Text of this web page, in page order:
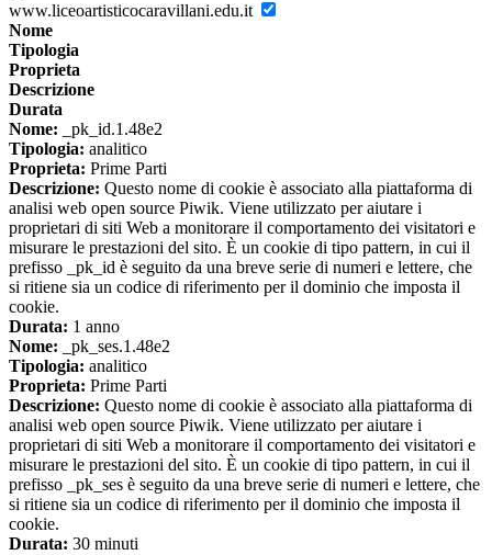
www.liceoartisticocaravillani.edu.it
Nome
Tipologia
Proprieta
Descrizione
Durata
Nome: _pk_id.1.48e2
Tipologia: analitico
Proprieta: Prime Parti
Descrizione: Questo nome di cookie è associato alla piattaforma di
analisi web open source Piwik. Viene utilizzato per aiutare i
proprietari di siti Web a monitorare il comportamento dei visitatori e
misurare le prestazioni del sito. È un cookie di tipo pattern, in cui il
prefisso _pk_id è seguito da una breve serie di numeri e lettere, che
si ritiene sia un codice di riferimento per il dominio che imposta il
cookie.
Durata: 1 anno
Nome: _pk_ses.1.48e2
Tipologia: analitico
Proprieta: Prime Parti
Descrizione: Questo nome di cookie è associato alla piattaforma di
analisi web open source Piwik. Viene utilizzato per aiutare i
proprietari di siti Web a monitorare il comportamento dei visitatori e
misurare le prestazioni del sito. È un cookie di tipo pattern, in cui il
prefisso _pk_ses è seguito da una breve serie di numeri e lettere, che
si ritiene sia un codice di riferimento per il dominio che imposta il
cookie.
Durata: 30 minuti